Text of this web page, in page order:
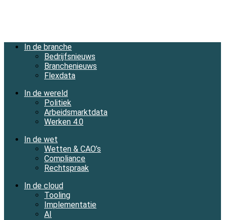
In de branche
Bedrijfsnieuws
Branchenieuws
Flexdata
In de wereld
Politiek
Arbeidsmarktdata
Werken 4.0
In de wet
Wetten & CAO’s
Compliance
Rechtspraak
In de cloud
Tooling
Implementatie
AI